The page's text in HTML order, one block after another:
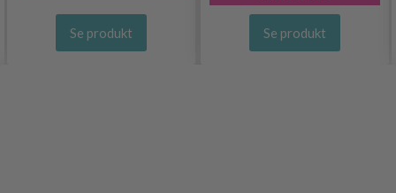
Se produkt Se produkt